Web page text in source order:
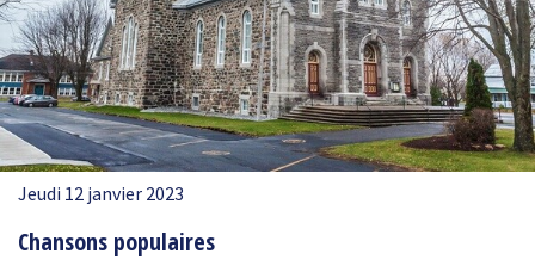
Jeudi 12 janvier 2023
Chansons populaires